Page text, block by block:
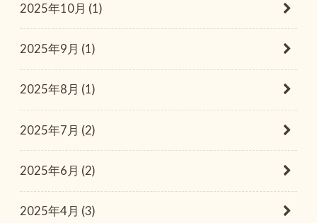
2025年10月 (1)
2025年9月 (1)
2025年8月 (1)
2025年7月 (2)
2025年6月 (2)
2025年4月 (3)